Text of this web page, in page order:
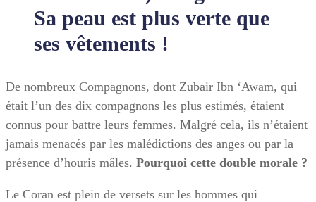
Sa peau est plus verte que
ses vêtements !
De nombreux Compagnons, dont Zubair Ibn ‘Awam, qui
était l’un des dix compagnons les plus estimés, étaient
connus pour battre leurs femmes. Malgré cela, ils n’étaient
jamais menacés par les malédictions des anges ou par la
présence d’houris mâles. Pourquoi cette double morale ?
Le Coran est plein de versets sur les hommes qui